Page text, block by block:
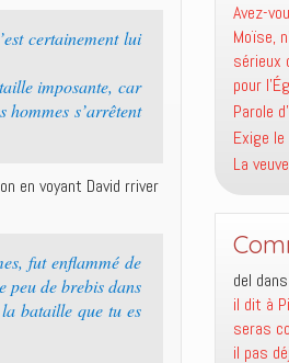
certainement lui
imposante, car
hommes s’arrêtent
en voyant David rriver
fut enflammé de
peu de brebis dans
bataille que tu es
Avez-
Moïse,
sérieux
pour
Parole
Exige
La
del dans
il dit à
seras
il pas